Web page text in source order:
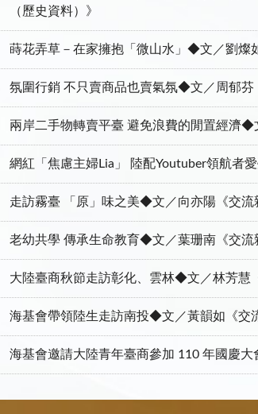
（歷史資料）》
蒔花弄草－在家擁抱「微山水」◆文／劉燦
氛圍行銷 不只賣商品也賣氣氛◆文／周郁芬
兩岸二手物轉賣平臺 避免浪費的閒置經濟◆
網紅「焦慮主婦Lia」 陸配Youtuber領航者
走訪霧臺 「原」味之美◆文／向亦陽《交流
老幼共學 傳承生命教育◆文／葉珊南《交流
大陸臺商秋節走訪彰化、雲林◆文／林芳慧
海基會帶領陸生走訪南投◆文／黃韻如《交
海基會邀請大陸青年臺商參加 110 年國慶